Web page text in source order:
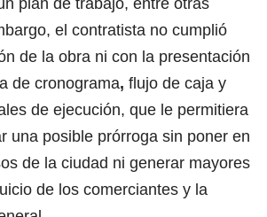
el contratista no cumplió
de la obra ni con la presentación
de cronograma, flujo de caja y
de ejecución, que le permitiera
una posible prórroga sin poner en
de la ciudad ni generar mayores
de los comerciantes y la